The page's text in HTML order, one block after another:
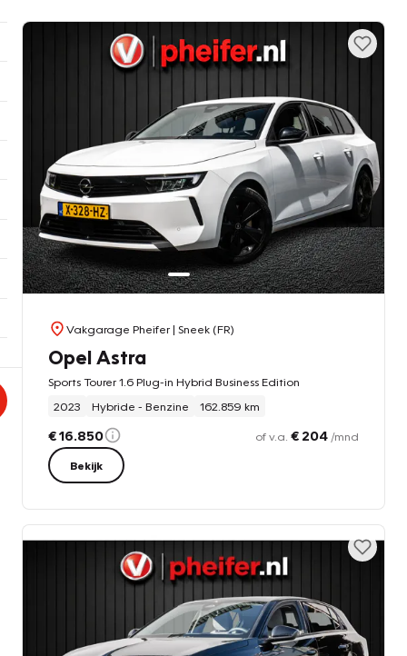
Vakgarage Pheifer| Sneek (FR)
Opel Astra
Sports Tourer 1.6 Plug-in Hybrid Business Edition
2023
Hybride - Benzine 162.859 km
€ 16.850 of v.a. € 204 /mnd
Bekijk